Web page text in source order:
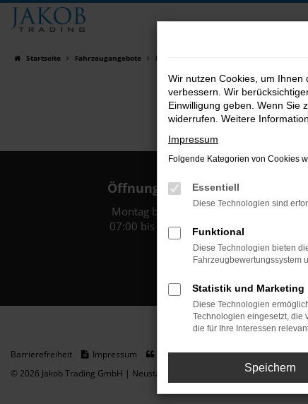
Zum
Hauptinhalt
Startseite Fahrzeugangebote Fahrzeugsuche
Öffnungszeiten:
Montag bis Freitag:
07:00 bis 18:00 Uhr
Barrierefreiheit Impressum Datenschutz
Cookie
© 2026 Jakob Trading GmbH | Neustädter Straße 1 | DE-08223
Wir nutzen Cookies, um
verbessern. Wir
Einwilligung geben. Wenn Sie
widerrufen. Weitere
Impressum
Folgende Kategorien von Cookies
Essentiell
Diese Technologien sind
Funktional
Diese Technologien bieten
Fahrzeugbewertungssystem
Statistik und Marketing
Diese Technologien
Technologien eingesetzt, die
die für Ihre Interessen
Speichern